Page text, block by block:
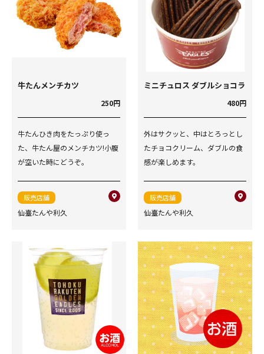
牛たんメンチカツ
250円
牛たんひき肉をたっぷり使っ
た、牛たん屋のメンチカツ!小腹
が空いた時にどうぞ。
販売店舗
仙臺たんや利久
ミニチュロス ダブルショコラ
480円
外はサクッと、中はとろっとし
たチョコクリーム、ダブルの食
感が楽しめます。
販売店舗
仙臺たんや利久